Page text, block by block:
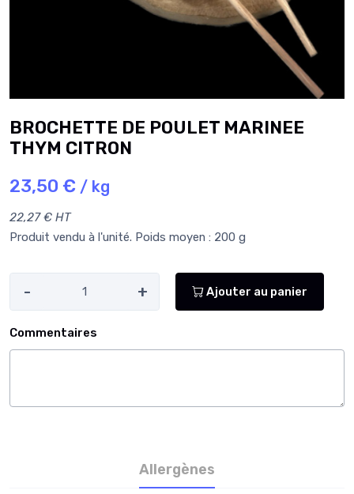
BROCHETTE DE POULET MARINEE
THYM CITRON
23,50 € / kg
22,27 € HT
Produit vendu à l'unité. Poids moyen : 200 g
- + Ajouter au panier
Commentaires
Allergènes